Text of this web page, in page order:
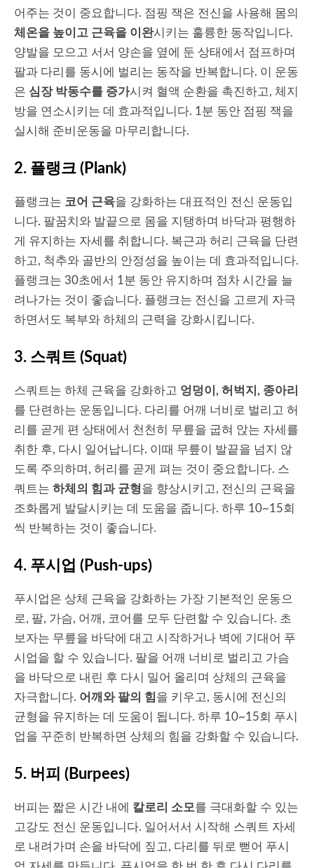
어주는 것이 중요합니다. 점핑 잭은 전신을 사용해 몸의
체온을 높이고 근육을 이완시키는 훌륭한 동작입니다.
양발을 모으고 서서 양손을 옆에 둔 상태에서 점프하며
팔과 다리를 동시에 벌리는 동작을 반복합니다. 이 운동
은 심장 박동수를 증가시켜 혈액 순환을 촉진하고, 체지
방을 연소시키는 데 효과적입니다. 1분 동안 점핑 잭을
실시해 준비운동을 마무리합니다.
2. 플랭크 (Plank)
플랭크는 코어 근육을 강화하는 대표적인 전신 운동입
니다. 팔꿈치와 발끝으로 몸을 지탱하며 바닥과 평행하
게 유지하는 자세를 취합니다. 복근과 허리 근육을 단련
하고, 척추와 골반의 안정성을 높이는 데 효과적입니다.
플랭크는 30초에서 1분 동안 유지하며 점차 시간을 늘
려나가는 것이 좋습니다. 플랭크는 전신을 고르게 자극
하면서도 복부와 하체의 근력을 강화시킵니다.
3. 스쿼트 (Squat)
스쿼트는 하체 근육을 강화하고 엉덩이, 허벅지, 종아리
를 단련하는 운동입니다. 다리를 어깨 너비로 벌리고 허
리를 곧게 편 상태에서 천천히 무릎을 굽혀 앉는 자세를
취한 후, 다시 일어납니다. 이때 무릎이 발끝을 넘지 않
도록 주의하며, 허리를 곧게 펴는 것이 중요합니다. 스
쿼트는 하체의 힘과 균형을 향상시키고, 전신의 근육을
조화롭게 발달시키는 데 도움을 줍니다. 하루 10~15회
씩 반복하는 것이 좋습니다.
4. 푸시업 (Push-ups)
푸시업은 상체 근육을 강화하는 가장 기본적인 운동으
로, 팔, 가슴, 어깨, 코어를 모두 단련할 수 있습니다. 초
보자는 무릎을 바닥에 대고 시작하거나 벽에 기대어 푸
시업을 할 수 있습니다. 팔을 어깨 너비로 벌리고 가슴
을 바닥으로 내린 후 다시 밀어 올리며 상체의 근육을
자극합니다. 어깨와 팔의 힘을 키우고, 동시에 전신의
균형을 유지하는 데 도움이 됩니다. 하루 10~15회 푸시
업을 꾸준히 반복하면 상체의 힘을 강화할 수 있습니다.
5. 버피 (Burpees)
버피는 짧은 시간 내에 칼로리 소모를 극대화할 수 있는
고강도 전신 운동입니다. 일어서서 시작해 스쿼트 자세
로 내려가며 손을 바닥에 짚고, 다리를 뒤로 뻗어 푸시